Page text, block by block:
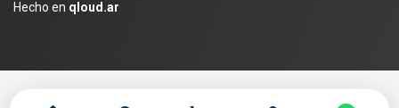
Hecho en qloud.ar